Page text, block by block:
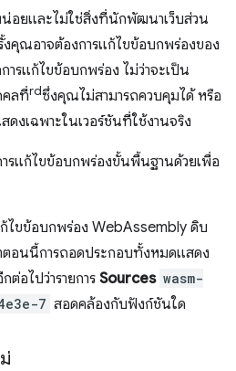
น่อยและไม่ใช่สิ่งที่นักพัฒนาเว็บส่วน
คุณอาจต้องการแก้ไขข้อบกพร่องของ
ารแก้ไขข้อบกพร่อง ไม่ว่าจะเป็น
คลที่rdซึ่งคุณไม่สามารถควบคุมได้ หรือ
งเฉพาะในเวอร์ชันที่ใช้งานจริง
ารแก้ไขข้อบกพร่องขั้นพื้นฐานด้วยเพื่อ
ไขข้อบกพร่อง WebAssembly ดิบ
ตอนนี้การถอดประกอบทั้งหมดแสดง
ต่อไปว่ารายการ Sources wasm-
7 สอดคล้องกับฟังก์ชันใด